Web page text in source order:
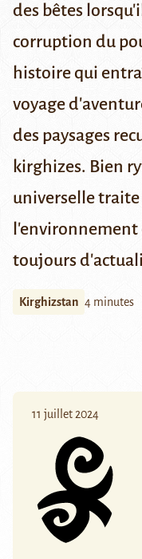
des bêtes
corruption du
histoire qui
voyage
des paysages
kirghizes. Bien
universelle
l'environnement
toujours
Kirghizstan 4 minutes
11 juillet 2024